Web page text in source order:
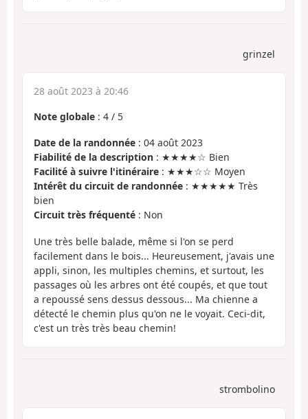
grinzel
28 août 2023 à 20:46
Note globale : 4 / 5
Date de la randonnée : 04 août 2023
Fiabilité de la description : ★★★★☆ Bien
Facilité à suivre l'itinéraire : ★★★☆☆ Moyen
Intérêt du circuit de randonnée : ★★★★★ Très
bien
Circuit très fréquenté : Non
Une très belle balade, même si l'on se perd
facilement dans le bois... Heureusement, j'avais une
appli, sinon, les multiples chemins, et surtout, les
passages où les arbres ont été coupés, et que tout
a repoussé sens dessus dessous... Ma chienne a
détecté le chemin plus qu'on ne le voyait. Ceci-dit,
c'est un très très beau chemin!
strombolino